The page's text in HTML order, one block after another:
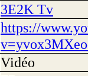
3E2K Tv
https://
Vidéo